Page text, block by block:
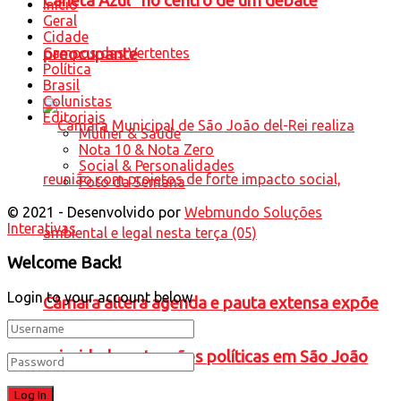
preocupante
Câmara altera agenda e pauta extensa expõe
prioridades e tensões políticas em São João
Início
Geral
Cidade
Campos das Vertentes
Política
Brasil
Colunistas
Editoriais
Mulher & Saúde
Nota 10 & Nota Zero
Social & Personalidades
Foto da Semana
© 2021 - Desenvolvido por Webmundo Soluções
Interativas
Welcome Back!
Login to your account below